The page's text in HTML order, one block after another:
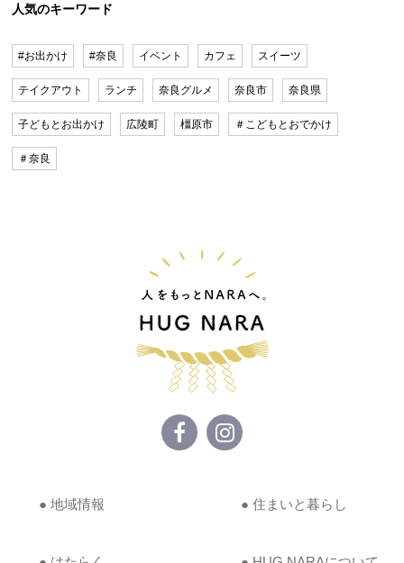
人気のキーワード
#お出かけ #奈良 イベント カフェ スイーツ
テイクアウト ランチ 奈良グルメ 奈良市 奈良県
子どもとお出かけ 広陵町 橿原市 ＃こどもとおでかけ
＃奈良
● 地域情報 ● 住まいと暮らし